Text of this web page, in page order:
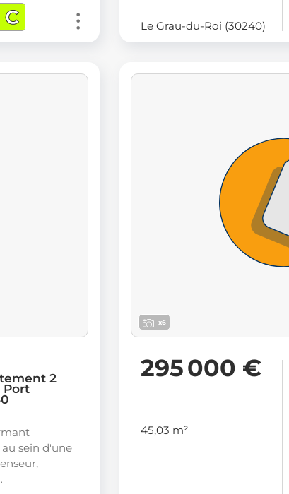
C Le Grau-du-Roi (30240)
2
Port
sein d'une
x6
295 000 €
45,03 m²